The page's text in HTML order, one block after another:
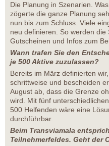
Die Planung in Szenarien.
zögerte die ganze Planung
nun bis zum Schluss. Viele
neu definieren. So werden die
Gutscheinen und Infos zum
Wann trafen Sie den
je 500 Aktive zuzulassen?
Bereits im März definierten
schrittweise und bescheiden
August ab, dass die Grenze
wird. Mit fünf
500 Helfenden wäre eine
durchführbar.
Beim Transviamala
Teilnehmerfeldes. Geht der